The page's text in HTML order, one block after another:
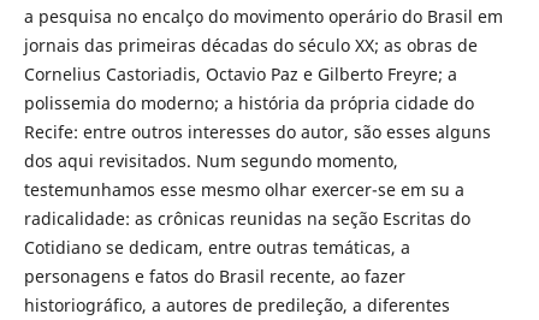
a pesquisa no encalço do movimento operário do Brasil em
jornais das primeiras décadas do século XX; as obras de
Cornelius Castoriadis, Octavio Paz e Gilberto Freyre; a
polissemia do moderno; a história da própria cidade do
Recife: entre outros interesses do autor, são esses alguns
dos aqui revisitados. Num segundo momento,
testemunhamos esse mesmo olhar exercer-se em su a
radicalidade: as crônicas reunidas na seção Escritas do
Cotidiano se dedicam, entre outras temáticas, a
personagens e fatos do Brasil recente, ao fazer
historiográfico, a autores de predileção, a diferentes